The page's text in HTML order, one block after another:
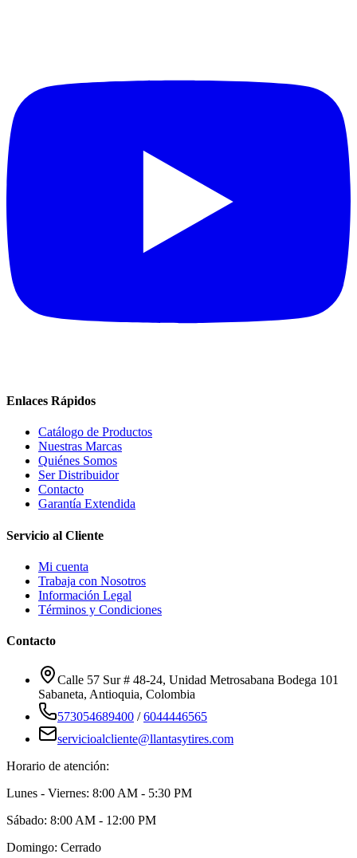
Enlaces Rápidos
Catálogo de Productos
Nuestras Marcas
Quiénes Somos
Ser Distribuidor
Contacto
Garantía Extendida
Servicio al Cliente
Mi cuenta
Trabaja con Nosotros
Información Legal
Términos y Condiciones
Contacto
Calle 57 Sur # 48-24, Unidad Metrosabana Bodega 101
Sabaneta, Antioquia, Colombia
573054689400 /6044446565
servicioalcliente@llantasytires.com
Horario de atención:
Lunes - Viernes: 8:00 AM - 5:30 PM
Sábado: 8:00 AM - 12:00 PM
Domingo: Cerrado